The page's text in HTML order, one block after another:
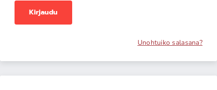
Kirjaudu
Unohtuiko salasana?